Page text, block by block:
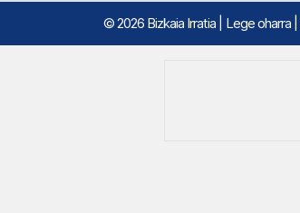
© 2026 Bizkaia Irratia Lege oharra